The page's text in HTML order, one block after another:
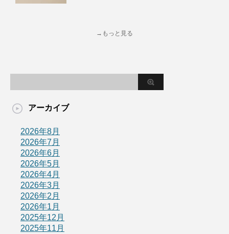
→もっと見る
アーカイブ
2026年8月
2026年7月
2026年6月
2026年5月
2026年4月
2026年3月
2026年2月
2026年1月
2025年12月
2025年11月